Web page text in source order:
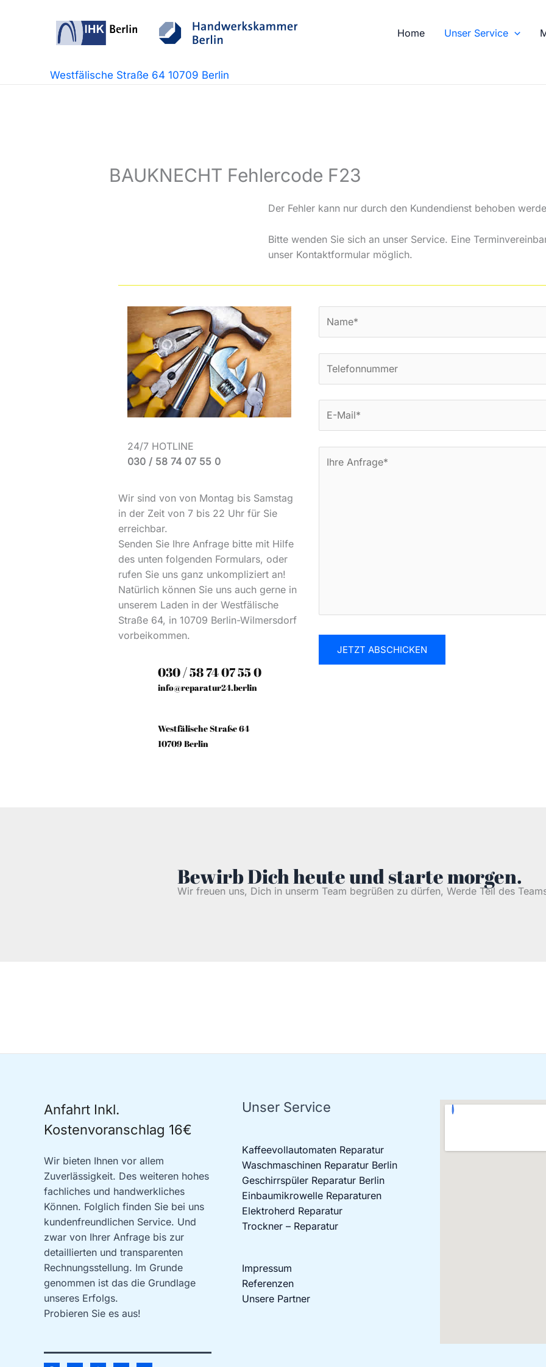
Home Unser Service
Westfälische Straße 64 10709 Berlin
BAUKNECHT Fehlercode F23
Der Fehler kann nur durch den Kundendienst behoben
Bitte wenden Sie sich an unser Service. Eine
unser Kontaktformular möglich.
24/7 HOTLINE
030 / 58 74 07 55 0
Wir sind von von Montag bis Samstag
in der Zeit von 7 bis 22 Uhr für Sie
erreichbar.
Senden Sie Ihre Anfrage bitte mit Hilfe
des unten folgenden Formulars, oder
rufen Sie uns ganz unkompliziert an!
Natürlich können Sie uns auch gerne in
unserem Laden in der Westfälische
Straße 64, in 10709 Berlin-Wilmersdorf
vorbeikommen.
030 / 58 74 07 55 0
info@reparatur24.berlin
Westfälische Straße 64
10709 Berlin
Bewirb Dich heute und starte morgen.
Wir freuen uns, Dich in unserm Team begrüßen zu dürfen, Werde Teil des
Anfahrt Inkl.
Kostenvoranschlag 16€
Wir bieten Ihnen vor allem
Zuverlässigkeit. Des weiteren hohes
fachliches und handwerkliches
Können. Folglich finden Sie bei uns
kundenfreundlichen Service. Und
zwar von Ihrer Anfrage bis zur
detaillierten und transparenten
Rechnungsstellung. Im Grunde
genommen ist das die Grundlage
unseres Erfolgs.
Probieren Sie es aus!
Unser Service
Kaffeevollautomaten Reparatur
Waschmaschinen Reparatur Berlin
Geschirrspüler Reparatur Berlin
Einbaumikrowelle Reparaturen
Elektroherd Reparatur
Trockner – Reparatur
Impressum
Referenzen
Unsere Partner